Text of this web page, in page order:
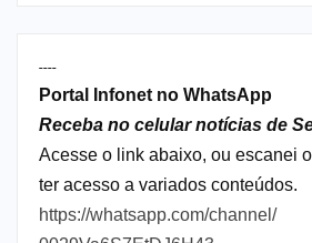
----
Portal Infonet no WhatsApp
Receba no celular notícias de
Acesse o link abaixo, ou escanei
ter acesso a variados conteúdos.
https://whatsapp.com/channel/